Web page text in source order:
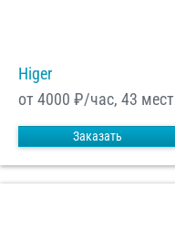
Higer
от 4000 ₽/час, 43 мест
Заказать